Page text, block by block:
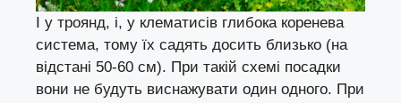
І у троянд, і, у клематисів глибока коренева
система, тому їх садять досить близько (на
відстані 50-60 см). При такій схемі посадки
вони не будуть виснажувати один одного. При